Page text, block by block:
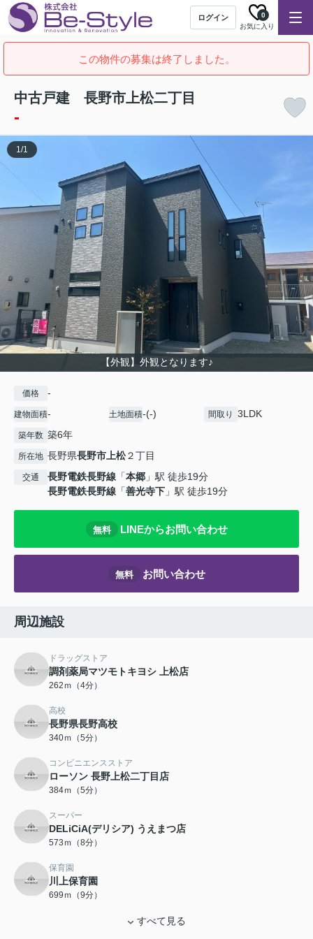
ログイン
お気に入り
0
この物件の募集は終了しました。
中古戸建 長野市上松二丁目
-
【外観】外観となります♪
1/1
価格 -
建物面積- 土地面積-(-) 間取り 3LDK
築年数 築6年
所在地 長野県長野市上松２丁目
交通 長野電鉄長野線 「本郷 」駅 徒歩19分
長野電鉄長野線 「善光寺下 」駅 徒歩19分
無料 LINEからお問い合わせ
無料 お問い合わせ
周辺施設
ドラッグストア
調剤薬局マツモトキヨシ 上松店
262ｍ（4分）
高校
長野県長野高校
340ｍ（5分）
コンビニエンスストア
ローソン 長野上松二丁目店
384ｍ（5分）
スーパー
DELiCiA(デリシア) うえまつ店
573ｍ（8分）
保育園
川上保育園
699ｍ（9分）
すべて見る